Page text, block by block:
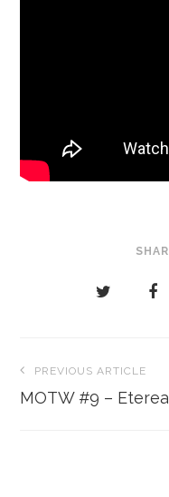
de
PREVIOUS ARTICLE
MOTW #9 –